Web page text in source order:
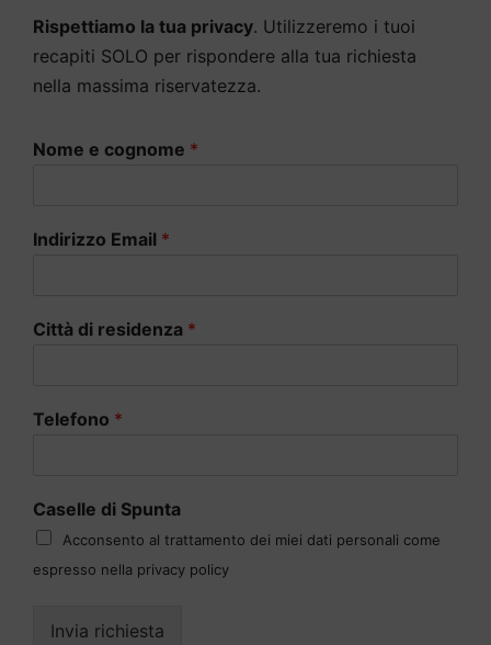
Rispettiamo la tua privacy. Utilizzeremo i tuoi
recapiti SOLO per rispondere alla tua richiesta
nella massima riservatezza.
Nome e cognome *
Indirizzo Email *
Città di residenza *
Telefono *
Caselle di Spunta
Acconsento al trattamento dei miei dati personali come
espresso nella privacy policy
Invia richiesta